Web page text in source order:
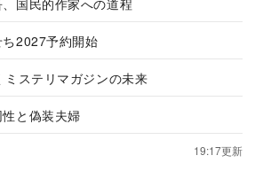
2027予約開始
ステリマガジンの未来
性と偽装夫婦
19:17更新